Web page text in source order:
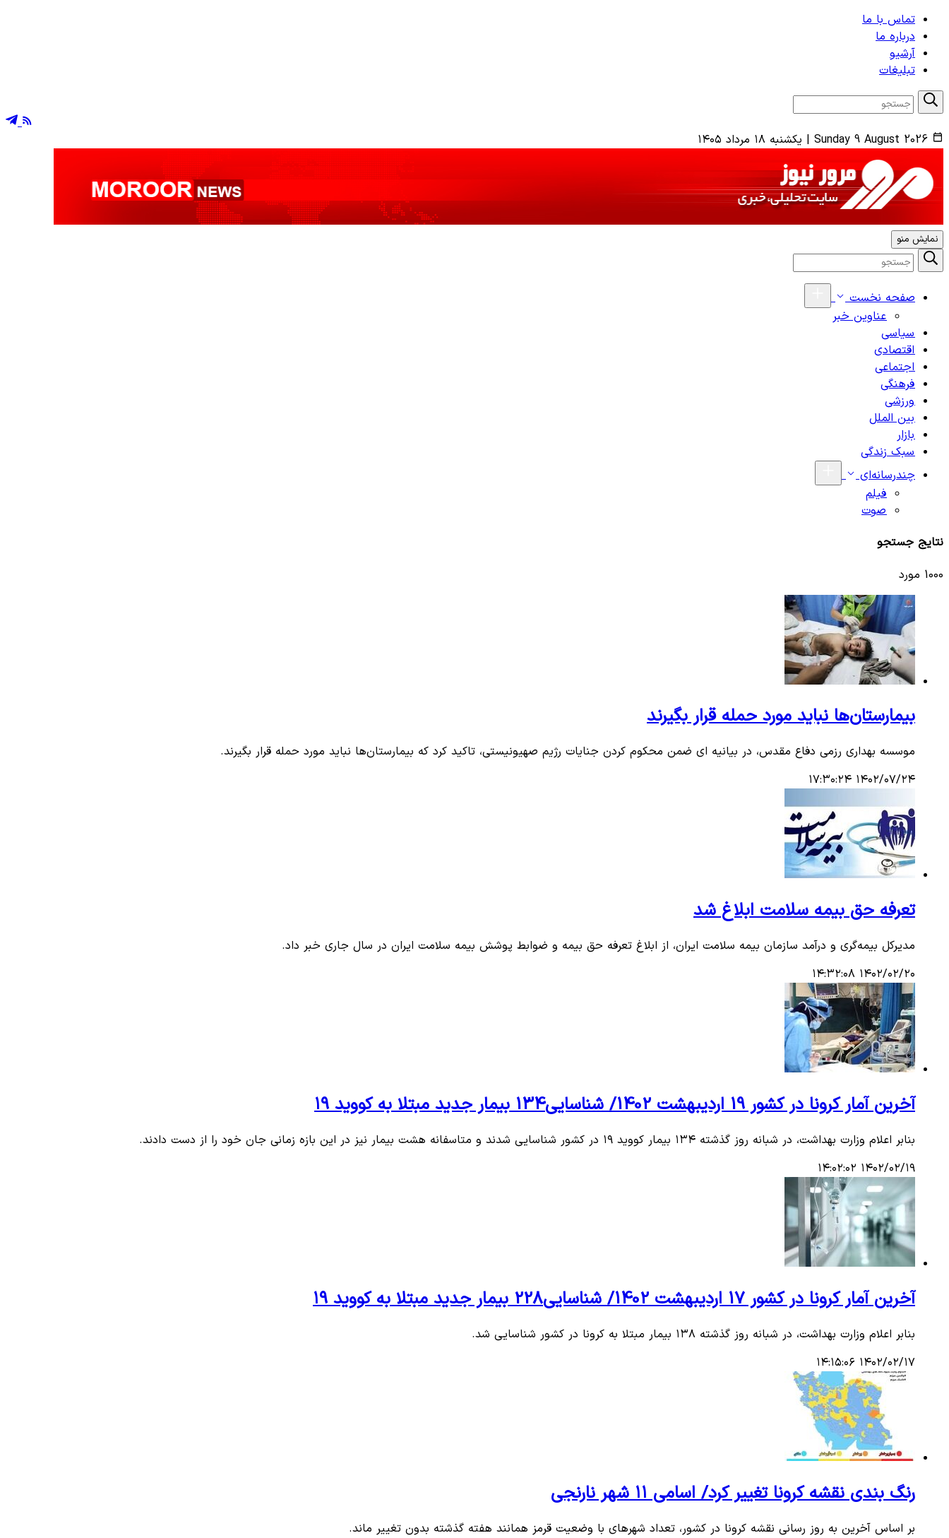
تماس با ما
درباره ما
آرشیو
تبلیغات
Sunday 9 August 2026
| یکشنبه ۱۸ مرداد ۱۴۰۵
نمایش منو
صفحه نخست
عناوین خبر
سیاسی
اقتصادی
اجتماعی
فرهنگی
ورزشی
بین الملل
بازار
سبک زندگی
چندرسانه‌ای
فیلم
صوت
نتایج جستجو
1000 مورد
بیمارستان‌ها نباید مورد حمله قرار بگیرند
موسسه بهداری رزمی دفاع مقدس، در بیانیه ای ضمن محکوم کردن جنایات رژیم صهیونیستی، تاکید کرد که بیمارستان‌ها نباید مورد حمله قرار بگیرند.
۱۴۰۲/۰۷/۲۴ ۱۷:۳۰:۲۴
تعرفه حق بیمه سلامت ابلاغ شد
مدیرکل بیمه‌گری و درآمد سازمان بیمه سلامت ایران، از ابلاغ تعرفه حق بیمه و ضوابط پوشش بیمه سلامت ایران در سال جاری خبر داد.
۱۴۰۲/۰۲/۲۰ ۱۴:۳۲:۰۸
آخرین آمار کرونا در کشور 19 اردیبهشت 1402/ شناسایی134 بیمار جدید مبتلا به کووید ۱۹
بنابر اعلام وزارت بهداشت، در شبانه روز گذشته ۱۳۴ بیمار کووید ۱۹ در کشور شناسایی شدند و متاسفانه هشت بیمار نیز در این بازه زمانی جان خود را از دست دادند.
۱۴۰۲/۰۲/۱۹ ۱۴:۰۲:۰۲
آخرین آمار کرونا در کشور 17 اردیبهشت 1402/ شناسایی228 بیمار جدید مبتلا به کووید ۱۹
بنابر اعلام وزارت بهداشت، در شبانه روز گذشته ۱۳۸ بیمار مبتلا به کرونا در کشور شناسایی شد.
۱۴۰۲/۰۲/۱۷ ۱۴:۱۵:۰۶
رنگ بندی نقشه کرونا تغییر کرد/ اسامی ۱۱ شهر نارنجی
بر اساس آخرین به روز رسانی نقشه کرونا در کشور، تعداد شهرهای با وضعیت قرمز همانند هفته گذشته بدون تغییر ماند.